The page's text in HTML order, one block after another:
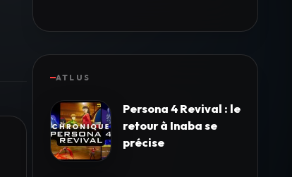
ATLUS
Persona 4 Revival : le
retour à Inaba se
précise